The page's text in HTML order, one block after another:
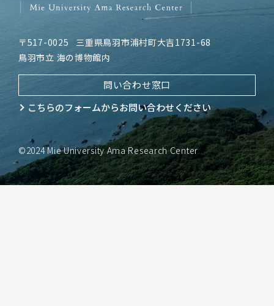
〒517-0025
三重県鳥羽市浦村町大吉1731-68
鳥羽市立 海の博物館内
問い合わせ窓口
こちらのフォームからお問い合わせください
©2024 Mie University Ama Research Center